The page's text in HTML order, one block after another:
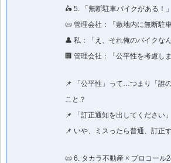
🛵 5. 「無断駐車バイクがある！
📜 管理会社：「敷地内に無断駐
👤 私：「え、それ俺のバイクな
🏢 管理会社：「公平性を考慮し
📌 「公平性」って…つまり「誰
こと？
📌 「訂正通知を出してください
📌 いや、ミスったら普通、訂正
📜 6. タカラ不動産 × プロコール